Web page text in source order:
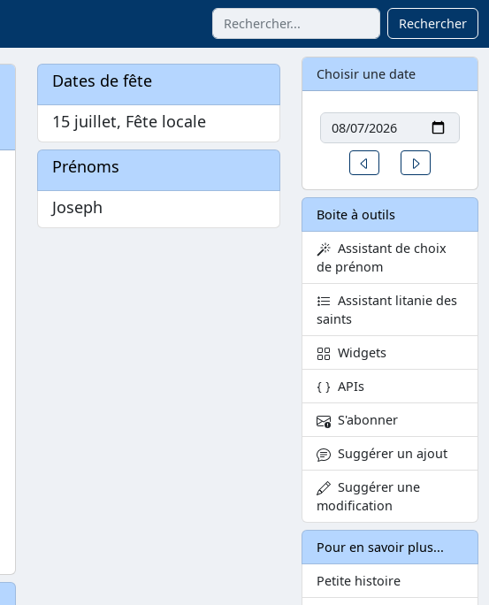
Rechercher
Dates de fête
15 juillet, Fête locale
Prénoms
Joseph
Choisir une date
Date
Un jour avant
Boite à outils
Assistant de choix
de prénom
Assistant litanie des
saints
Widgets
APIs
S'abonner
Suggérer un ajout
Suggérer une
modification
Pour en savoir plus...
Petite histoire